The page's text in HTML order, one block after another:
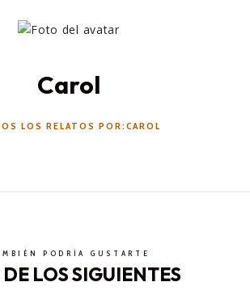
Carol
LOS RELATOS POR:CAROL
PODRÍA GUSTARTE
LOS SIGUIENTES